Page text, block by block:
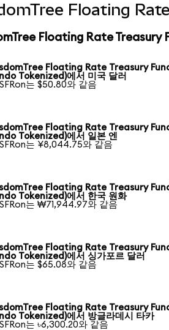
Floating Rate
Floating Rate Treasury
Floating Rate Treasury
Tokenized)에서 미국 달러
는 $50.80와 같음
Floating Rate Treasury
Tokenized)에서 일본 엔
는 ¥8,044.75와 같음
Floating Rate Treasury
Tokenized)에서 한국 원화
는 ₩71,944.97와 같음
Floating Rate Treasury
Tokenized)에서 싱가포르 달러
는 $65.08와 같음
Floating Rate Treasury
Tokenized)에서 방글라데시 타카
는 ৳6,300.20와 같음